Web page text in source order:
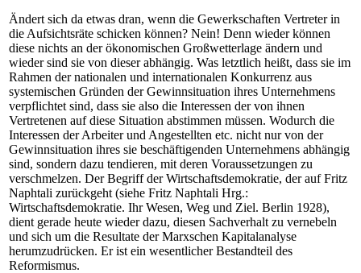
Ändert sich da etwas dran, wenn die Gewerkschaften Vertreter in
die Aufsichtsräte schicken können? Nein! Denn wieder können
diese nichts an der ökonomischen Großwetterlage ändern und
wieder sind sie von dieser abhängig. Was letztlich heißt, dass sie im
Rahmen der nationalen und internationalen Konkurrenz aus
systemischen Gründen der Gewinnsituation ihres Unternehmens
verpflichtet sind, dass sie also die Interessen der von ihnen
Vertretenen auf diese Situation abstimmen müssen. Wodurch die
Interessen der Arbeiter und Angestellten etc. nicht nur von der
Gewinnsituation ihres sie beschäftigenden Unternehmens abhängig
sind, sondern dazu tendieren, mit deren Voraussetzungen zu
verschmelzen. Der Begriff der Wirtschaftsdemokratie, der auf Fritz
Naphtali zurückgeht (siehe Fritz Naphtali Hrg.:
Wirtschaftsdemokratie. Ihr Wesen, Weg und Ziel. Berlin 1928),
dient gerade heute wieder dazu, diesen Sachverhalt zu vernebeln
und sich um die Resultate der Marxschen Kapitalanalyse
herumzudrücken. Er ist ein wesentlicher Bestandteil des
Reformismus.